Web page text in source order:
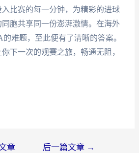
比赛的每一分钟，为精彩的进球
胞共享同一份澎湃激情。在海外
难题，至此便有了清晰的答案。
下一次的观赛之旅，畅通无阻，
章 后一篇文章 →